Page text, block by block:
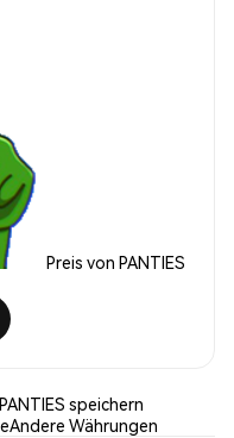
Preis von PANTIES
PANTIES speichern
Andere Währungen